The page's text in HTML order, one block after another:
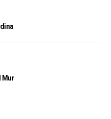
Mur